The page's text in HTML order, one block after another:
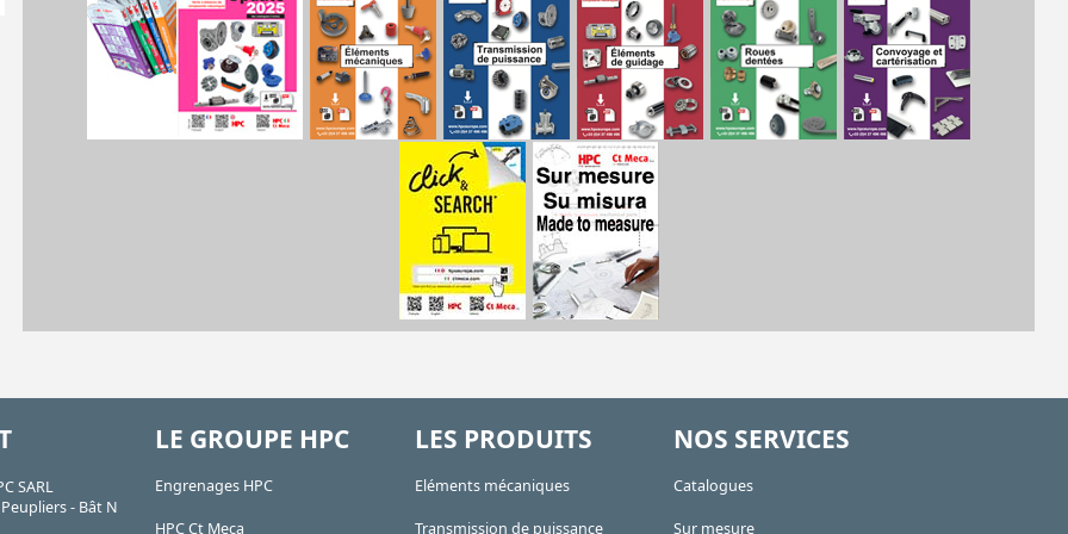
SARL
- Bât N
LE GROUPE HPC
Engrenages HPC
HPC Ct Meca
LES PRODUITS
Eléments mécaniques
Transmission de puissance
NOS SERVICES
Catalogues
Sur mesure